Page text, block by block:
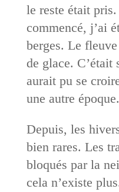
le reste était
commencé, j’ai
berges. Le
de glace. C’était
aurait pu se
une autre époque.
Depuis, les
bien rares. Les
bloqués par la
cela n’existe